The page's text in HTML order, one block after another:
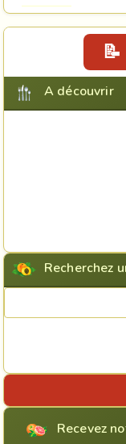
A découvrir
Recherchez
Recevez